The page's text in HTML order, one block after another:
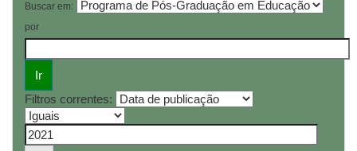
Buscar em:
por
Filtros correntes: